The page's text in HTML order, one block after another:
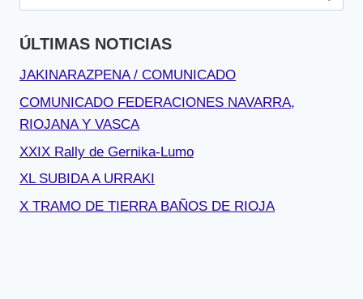
ÚLTIMAS NOTICIAS
JAKINARAZPENA / COMUNICADO
COMUNICADO FEDERACIONES NAVARRA,
RIOJANA Y VASCA
XXIX Rally de Gernika-Lumo
XL SUBIDA A URRAKI
X TRAMO DE TIERRA BAÑOS DE RIOJA